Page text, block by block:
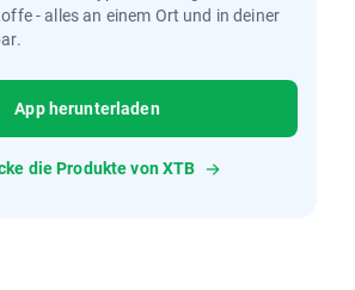
- alles an einem Ort und in deiner
App herunterladen
die Produkte von XTB